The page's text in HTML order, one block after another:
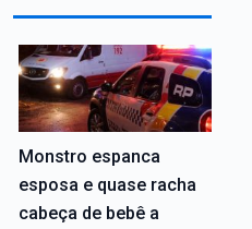
Monstro espanca
esposa e quase racha
cabeça de bebê a